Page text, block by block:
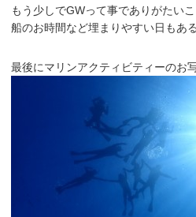
もう少しでGWって事でありがたい
船のお時間など埋まりやすい日もあ
最後にマリンアクティビティーのお